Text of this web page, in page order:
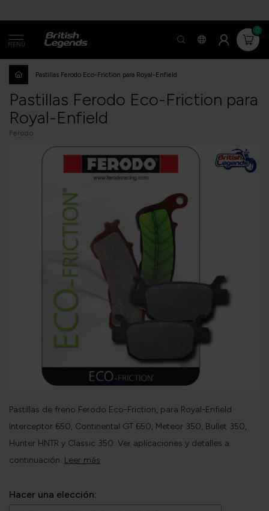
MENÚ
0
Pastillas Ferodo Eco-Friction para Royal-Enfield
Pastillas Ferodo Eco-Friction para
Royal-Enfield
Ferodo
Pastillas de freno Ferodo Eco-Friction, para Royal-Enfield
Interceptor 650, Continental GT 650, Meteor 350, Bullet 350,
Hunter HNTR y Classic 350. Ver aplicaciones y detalles a
continuación. Leer más.
Hacer una elección: